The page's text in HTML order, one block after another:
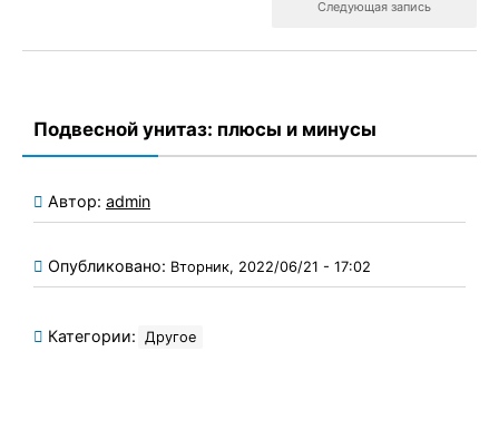
Следующая запись
Подвесной унитаз: плюсы и минусы
Автор: admin
Опубликовано: Вторник, 2022/06/21 - 17:02
Категории: Другое